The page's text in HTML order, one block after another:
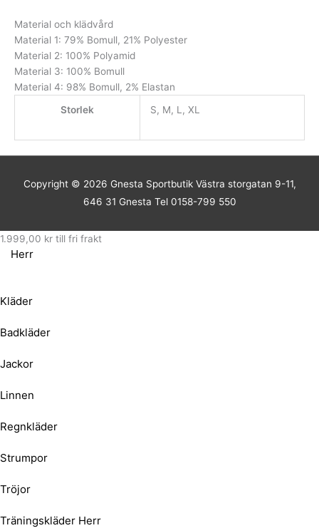
Material och klädvård
Material 1: 79% Bomull, 21% Polyester
Material 2: 100% Polyamid
Material 3: 100% Bomull
Material 4: 98% Bomull, 2% Elastan
Storlek
S, M, L, XL
Copyright © 2026 Gnesta SportbutikVästra storgatan 9-11,
646 31 Gnesta Tel 0158-799 550
1.999,00 kr till fri frakt
Herr
Kläder
Badkläder
Jackor
Linnen
Regnkläder
Strumpor
Tröjor
Träningskläder Herr